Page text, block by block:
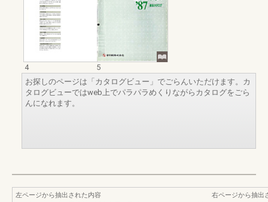
4
5
お探しのページは「カタログビュー」でごらんいただけます。カ
タログビューではweb上でパラパラめくりながらカタログをごら
んになれます。
左ページから抽出された内容
右ページから抽出